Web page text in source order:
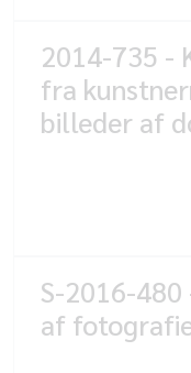
2014-735 -
fra
billeder af
S-2016-
af